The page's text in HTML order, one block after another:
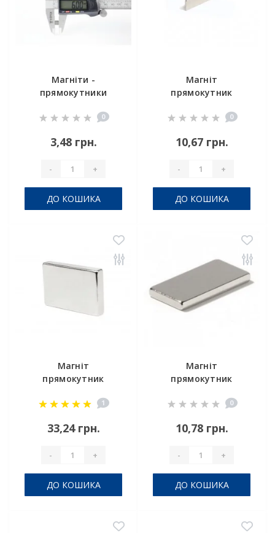
Магніти -
прямокутники
0
3,48 грн.
- +
ДО КОШИКА
Магніт
прямокутник
0
10,67 грн.
- +
ДО КОШИКА
Магніт
прямокутник
1
33,24 грн.
- +
ДО КОШИКА
Магніт
прямокутник
0
10,78 грн.
- +
ДО КОШИКА